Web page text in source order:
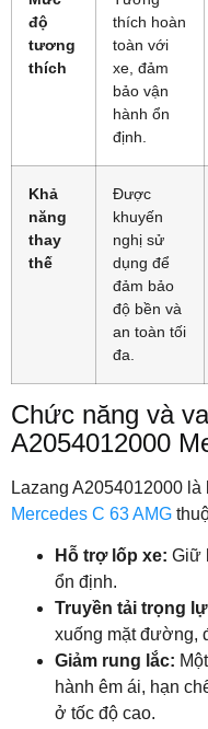
độ
tương
thích
thích hoàn
toàn với
xe, đảm
bảo vận
hành ổn
định.
Khả
năng
thay
thế
Được
khuyến
nghị sử
dụng để
đảm bảo
độ bền và
an toàn tối
đa.
Chức năng và
A2054012000
Lazang A2054012000
Mercedes C 63 AMG
Hỗ trợ lốp xe: Giữ
ổn định.
Truyền tải trọng
xuống mặt đường,
Giảm rung lắc:
hành êm ái, hạn
ở tốc độ cao.